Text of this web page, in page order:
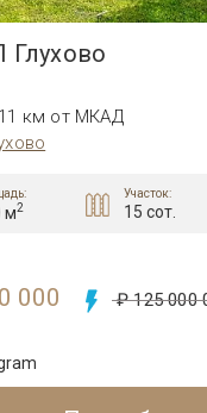
11 км от МКАД
м2
Участок:
15 сот.
000 ₽ 125 000